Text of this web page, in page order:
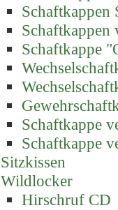
Schaftkappen
Schaftkappen
Schaftkappe
Schaftkappe
Schaftkappe
Sitzkissen
Wildlocker
Hirschruf CD